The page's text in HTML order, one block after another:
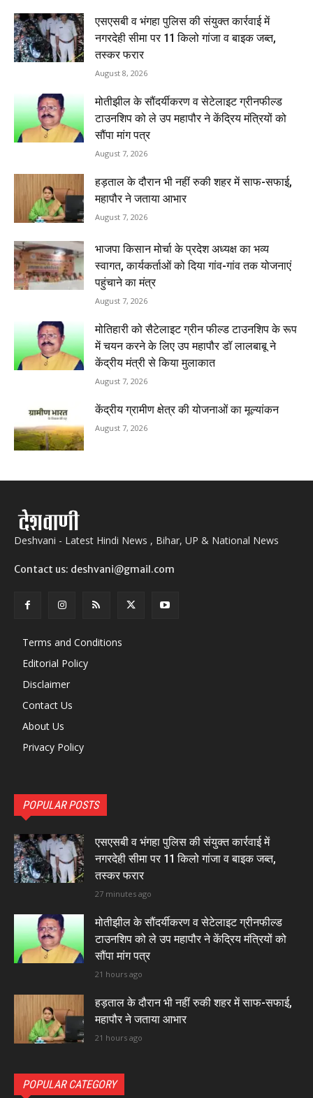
एसएसबी व भंगहा पुलिस की संयुक्त कार्रवाई में
नगरदेही सीमा पर 11 किलो गांजा व बाइक जब्त,
तस्कर फरार
August 8, 2026
मोतीझील के सौंदर्यीकरण व सेटेलाइट ग्रीनफील्ड
टाउनशिप को ले उप महापौर ने केंद्रिय मंत्रियों को
सौंपा मांग पत्र
August 7, 2026
हड़ताल के दौरान भी नहीं रुकी शहर में साफ-सफाई,
महापौर ने जताया आभार
August 7, 2026
भाजपा किसान मोर्चा के प्रदेश अध्यक्ष का भव्य
स्वागत, कार्यकर्ताओं को दिया गांव-गांव तक योजनाएं
पहुंचाने का मंत्र
August 7, 2026
मोतिहारी को सैटेलाइट ग्रीन फील्ड टाउनशिप के रूप
में चयन करने के लिए उप महापौर डॉ लालबाबू ने
केंद्रीय मंत्री से किया मुलाकात
August 7, 2026
केंद्रीय ग्रामीण क्षेत्र की योजनाओं का मूल्यांकन
August 7, 2026
Deshvani - Latest Hindi News , Bihar, UP & National News
Contact us: deshvani@gmail.com
Terms and Conditions
Editorial Policy
Disclaimer
Contact Us
About Us
Privacy Policy
POPULAR POSTS
एसएसबी व भंगहा पुलिस की संयुक्त कार्रवाई में
नगरदेही सीमा पर 11 किलो गांजा व बाइक जब्त,
तस्कर फरार
27 minutes ago
मोतीझील के सौंदर्यीकरण व सेटेलाइट ग्रीनफील्ड
टाउनशिप को ले उप महापौर ने केंद्रिय मंत्रियों को
सौंपा मांग पत्र
21 hours ago
हड़ताल के दौरान भी नहीं रुकी शहर में साफ-सफाई,
महापौर ने जताया आभार
21 hours ago
POPULAR CATEGORY